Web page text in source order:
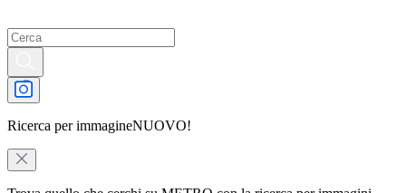
Ricerca per immagineNUOVO!